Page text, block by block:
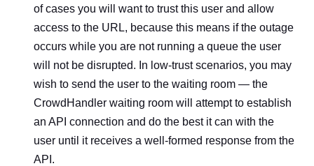
of cases you will want to trust this user and allow
access to the URL, because this means if the outage
occurs while you are not running a queue the user
will not be disrupted. In low-trust scenarios, you may
wish to send the user to the waiting room — the
CrowdHandler waiting room will attempt to establish
an API connection and do the best it can with the
user until it receives a well-formed response from the
API.